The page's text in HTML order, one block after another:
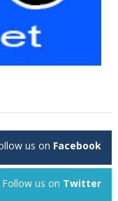
us on Facebook
Follow us on Twitter